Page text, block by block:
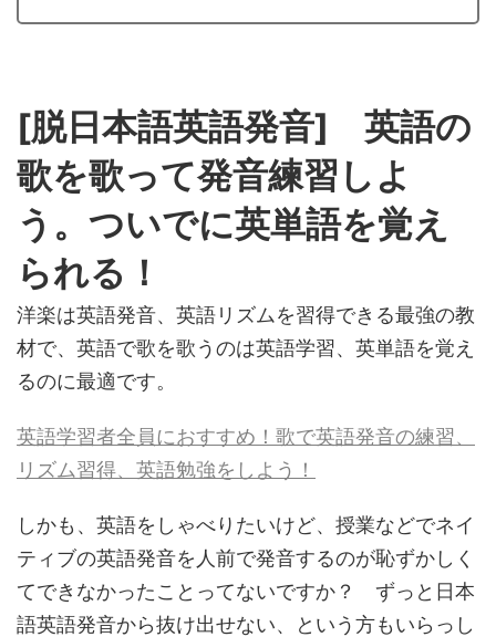
[脱日本語英語発音] 英語の
歌を歌って発音練習しよ
う。ついでに英単語を覚え
られる！
洋楽は英語発音、英語リズムを習得できる最強の教
材で、 英語で歌を歌うのは英語学習、英単語を覚え
るのに最適です。
英語学習者全員におすすめ！歌で英語発音の練習、
リズム習得、英語勉強をしよう！
しかも、英語をしゃべりたいけど、授業などでネイ
ティブの英語発音を人前で発音するのが恥ずかしく
てできなかったことってないですか？ ずっと日本
語英語発音から抜け出せない、という方もいらっし